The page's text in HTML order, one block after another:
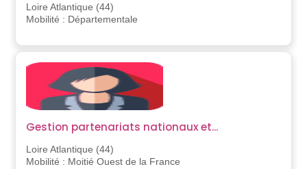
Loire Atlantique (44)
Mobilité : Départementale
Gestion partenariats nationaux et...
Loire Atlantique (44)
Mobilité : Moitié Ouest de la France